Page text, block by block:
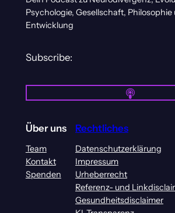
Psychologie, Gesellschaft,
Entwicklung
Subscribe:
Über uns
Team
Kontakt
Spenden
Rechtliches
Datenschutzerklärung
Impressum
Urheberrecht
Referenz- und
Gesundheitsdisclaimer